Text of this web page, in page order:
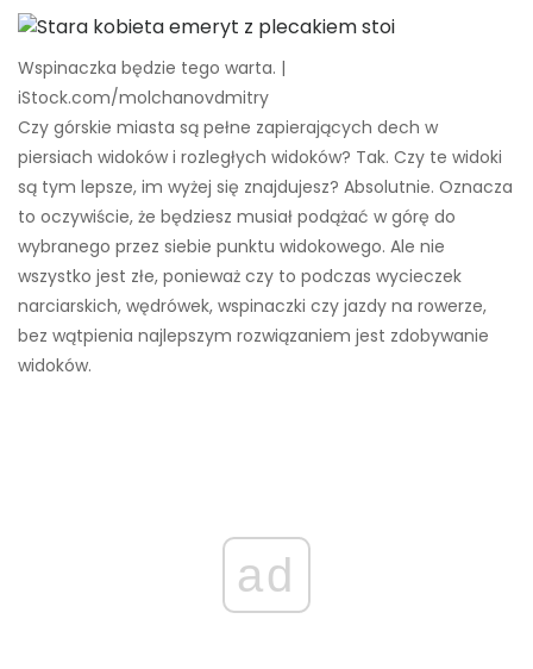
Wspinaczka będzie tego warta. |
iStock.com/molchanovdmitry
Czy górskie miasta są pełne zapierających dech w
piersiach widoków i rozległych widoków? Tak. Czy te widoki
są tym lepsze, im wyżej się znajdujesz? Absolutnie. Oznacza
to oczywiście, że będziesz musiał podążać w górę do
wybranego przez siebie punktu widokowego. Ale nie
wszystko jest złe, ponieważ czy to podczas wycieczek
narciarskich, wędrówek, wspinaczki czy jazdy na rowerze,
bez wątpienia najlepszym rozwiązaniem jest zdobywanie
widoków.
ad